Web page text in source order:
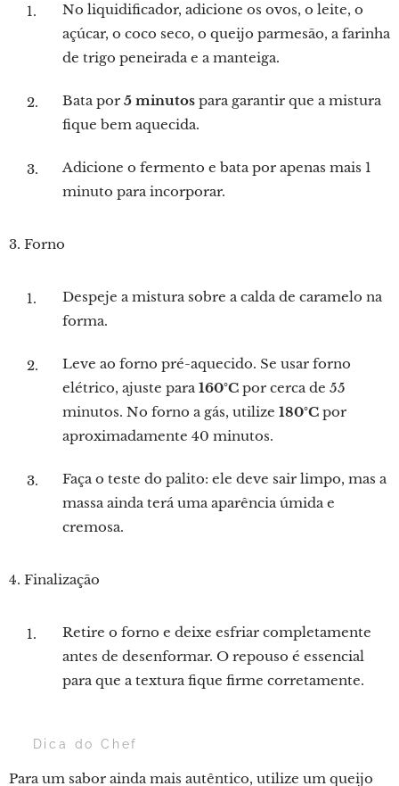
No liquidificador, adicione os ovos, o leite, o
açúcar, o coco seco, o queijo parmesão, a farinha
de trigo peneirada e a manteiga.
Bata por 5 minutos para garantir que a mistura
fique bem aquecida.
Adicione o fermento e bata por apenas mais 1
minuto para incorporar.
3. Forno
Despeje a mistura sobre a calda de caramelo na
forma.
Leve ao forno pré-aquecido. Se usar forno
elétrico, ajuste para160°C por cerca de 55
minutos. No forno a gás, utilize 180°C por
aproximadamente 40 minutos.
Faça o teste do palito: ele deve sair limpo, mas a
massa ainda terá uma aparência úmida e
cremosa.
4. Finalização
Retire o forno e deixe esfriar completamente
antes de desenformar. O repouso é essencial
para que a textura fique firme corretamente.
💡 Dica do Chef
Para um sabor ainda mais autêntico, utilize um queijo